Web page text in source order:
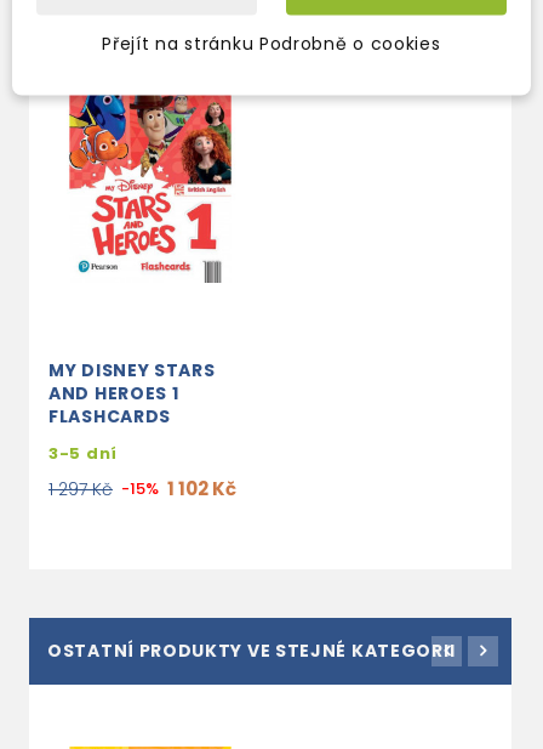
MY DISNEY STARS
AND HEROES 1
FLASHCARDS
3-5 dní
1 297 Kč -15% 1 102 Kč
OSTATNÍ PRODUKTY VE STEJNÉ KATEGORII
Přejít na stránku Podrobně o cookies